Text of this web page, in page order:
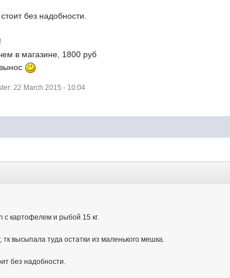
без надобности.
в магазине, 1800 руб
22 March 2015 - 10:04
с картофелем и рыбой 15 кг.
высыпала туда остатки из маленького мешка.
без надобности.